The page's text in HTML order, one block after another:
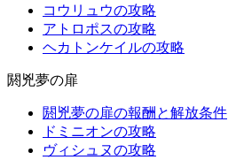
コウリュウの攻略
アトロポスの攻略
ヘカトンケイルの攻略
閼兇夢の扉
閼兇夢の扉の報酬と解放条件
ドミニオンの攻略
ヴィシュヌの攻略